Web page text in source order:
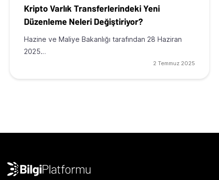
Kripto Varlık Transferlerindeki Yeni
Düzenleme Neleri Değiştiriyor?
Hazine ve Maliye Bakanlığı tarafından 28 Haziran
2025…
2 Temmuz 2025